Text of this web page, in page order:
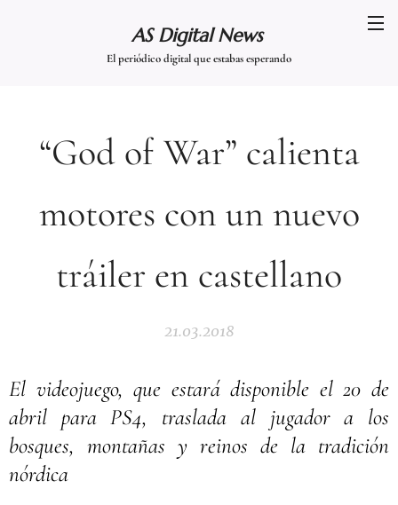
AS Digital News
El periódico digital que estabas esperando
“God of War” calienta
motores con un nuevo
tráiler en castellano
21.03.2018
El videojuego, que estará disponible el 20 de
abril para PS4, traslada al jugador a los
bosques, montañas y reinos de la tradición
nórdica